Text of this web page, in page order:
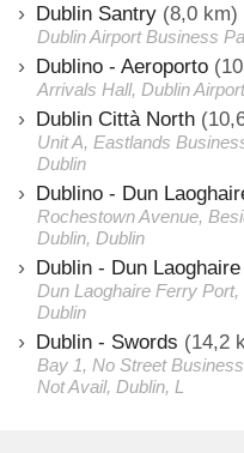
Dublin Santry (8,0 km)
Dublin Airport Business
Dublino - Aeroporto
Arrivals Hall, Dublin
Dublin Città North
Unit A, Eastlands
Dublin
Dublino - Dun
Rochestown Avenue,
Dublin, Dublin
Dublin - Dun
Dun Laoghaire Ferry
Dublin
Dublin - Swords (14,2
Bay 1, No Street
Not Avail, Dublin, L